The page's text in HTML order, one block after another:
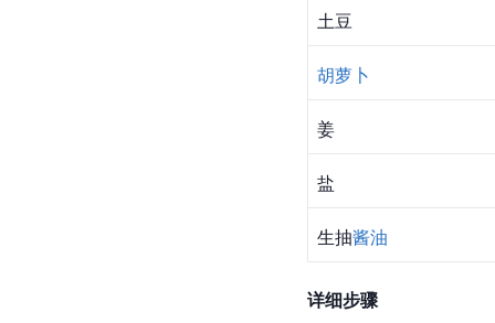
土豆
胡萝卜
姜
盐
生抽酱油
详细步骤